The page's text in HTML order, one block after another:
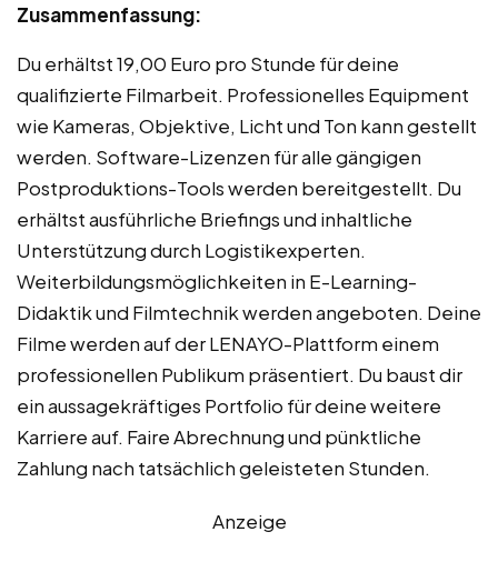
Zusammenfassung:
Du erhältst 19,00 Euro pro Stunde für deine
qualifizierte Filmarbeit. Professionelles Equipment
wie Kameras, Objektive, Licht und Ton kann gestellt
werden. Software-Lizenzen für alle gängigen
Postproduktions-Tools werden bereitgestellt. Du
erhältst ausführliche Briefings und inhaltliche
Unterstützung durch Logistikexperten.
Weiterbildungsmöglichkeiten in E-Learning-
Didaktik und Filmtechnik werden angeboten. Deine
Filme werden auf der LENAYO-Plattform einem
professionellen Publikum präsentiert. Du baust dir
ein aussagekräftiges Portfolio für deine weitere
Karriere auf. Faire Abrechnung und pünktliche
Zahlung nach tatsächlich geleisteten Stunden.
Anzeige